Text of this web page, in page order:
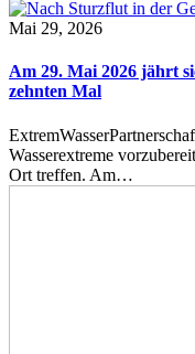
Mai 29, 2026
Am 29. Mai 2026 jährt
zehnten Mal
Wasserextreme
Ort treffen. Am…